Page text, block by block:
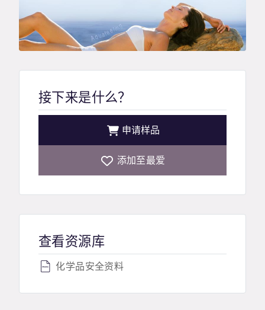
接下来是什么？
申请样品
添加至最爱
查看资源库
化学品安全资料